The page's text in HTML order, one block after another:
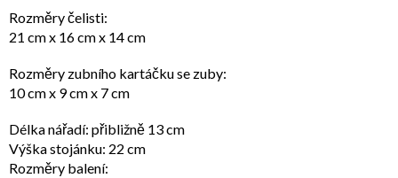
Rozměry čelisti:
21 cm x 16 cm x 14 cm
Rozměry zubního kartáčku se zuby:
10 cm x 9 cm x 7 cm
Délka nářadí: přibližně 13 cm
Výška stojánku: 22 cm
Rozměry balení: